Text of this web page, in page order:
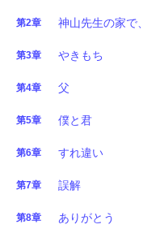
小説
第2章 神山先生の家で、
第3章 やきもち
第4章 父
第5章 僕と君
第6章 すれ違い
第7章 誤解
第8章 ありがとう